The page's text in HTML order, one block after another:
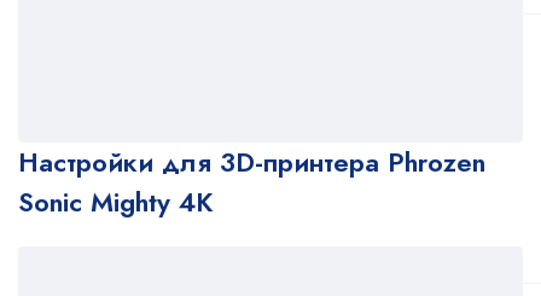
Настройки для 3D-принтера Phrozen
Sonic Mighty 4K